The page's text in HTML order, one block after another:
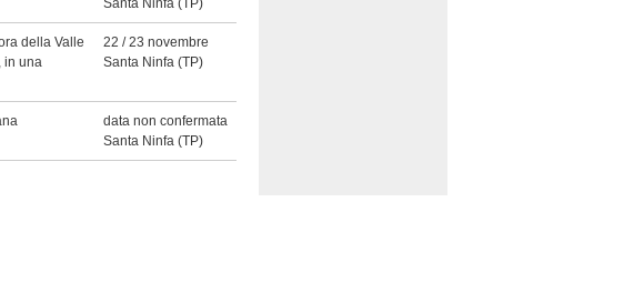
Santa Ninfa (TP)
della Valle
in una
22 / 23 novembre
Santa Ninfa (TP)
data non confermata
Santa Ninfa (TP)